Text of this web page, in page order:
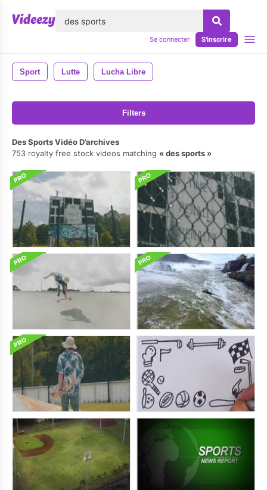
Se connecter S'inscrire
Sport Lutte Lucha Libre
Filters
Des Sports Vidéo D’archives
753 royalty free stock videos matching
des sports